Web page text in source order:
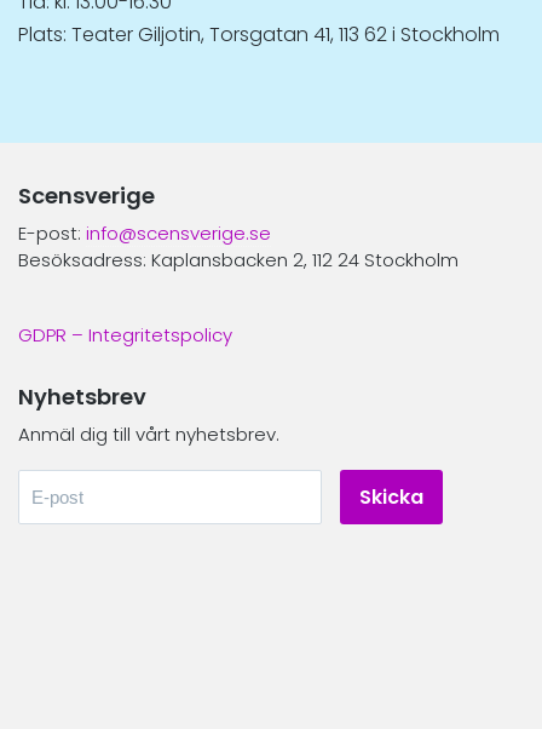
Plats: Teater Giljotin, Torsgatan 41, 113 62 i Stockholm
Scensverige
E-post: info@scensverige.se
Besöksadress: Kaplansbacken 2, 112 24 Stockholm
GDPR – Integritetspolicy
Nyhetsbrev
Anmäl dig till vårt nyhetsbrev.